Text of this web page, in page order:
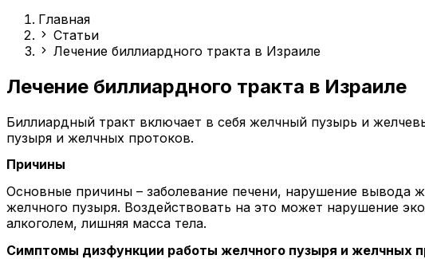
Главная
Статьи
Лечение биллиардного тракта в Израиле
Лечение биллиардного тракта в Израиле
Биллиардный тракт включает в себя желчный пузырь и
пузыря и желчных протоков.
Причины
Основные причины – заболевание печени, нарушение вывода
желчного пузыря. Воздействовать на это может нарушение
алкоголем, лишняя масса тела.
Симптомы дизфункции работы желчного пузыря и желчных